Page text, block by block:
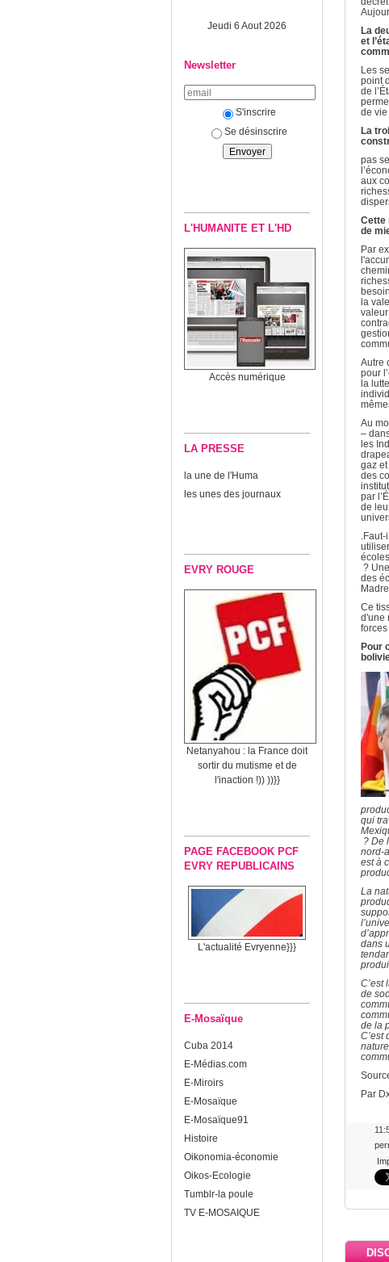
Jeudi 6 Aout 2026
Newsletter
S'inscrire
Se désinscrire
L'HUMANITE ET L'HD
Accès numérique
LA PRESSE
la une de l'Huma
les unes des journaux
EVRY ROUGE
Netanyahou : la France doit
sortir du mutisme et de
l'inaction !)) ))}}
PAGE FACEBOOK PCF
EVRY REPUBLICAINS
L'actualité Evryenne}}}
E-Mosaïque
Cuba 2014
E-Médias.com
E-Miroirs
E-Mosaïque
E-Mosaïque91
Histoire
Oikonomia-économie
Oikos-Ecologie
Tumblr-la poule
TV E-MOSAIQUE
La
et
Les
point
de
de vie
La
pas
aux
Cette
de
Par
la
valeur
Autre
pour
la
Au
–
les
gaz
des
par
de
?
des
Ce
d'une
Pour
qui
? De
nord-
est à
La
dans
C’est
de
de la
C’est
Par